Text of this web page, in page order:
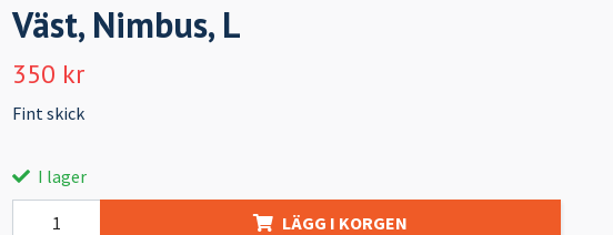
Väst, Nimbus, L
350 kr
Fint skick
I lager
LÄGG I KORGEN